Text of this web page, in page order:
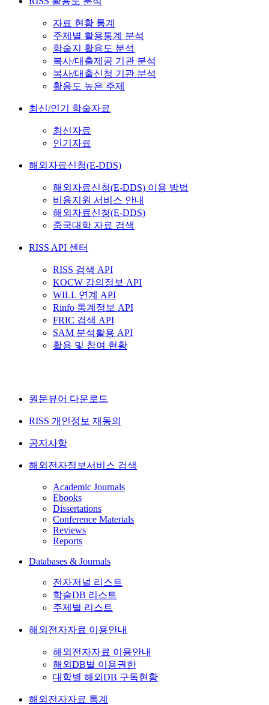
자료 현황 통계
주제별 활용통계 분석
학술지 활용도 분석
복사/대출제공 기관 분석
복사/대출신청 기관 분석
활용도 높은 주제
최신/인기 학술자료
최신자료
인기자료
해외자료신청(E-DDS)
해외자료신청(E-DDS) 이용 방법
비용지원 서비스 안내
해외자료신청(E-DDS)
중국대학 자료 검색
RISS API 센터
RISS 검색 API
KOCW 강의정보 API
WILL 연계 API
Rinfo 통계정보 API
FRIC 검색 API
SAM 분석활용 API
활용 및 참여 현황
원문뷰어 다운로드
RISS 개인정보 재동의
공지사항
해외전자정보서비스 검색
Academic Journals
Ebooks
Dissertations
Conference Materials
Reviews
Reports
Databases & Journals
전자저널 리스트
학술DB 리스트
주제별 리스트
해외전자자료 이용안내
해외전자자료 이용안내
해외DB별 이용권한
대학별 해외DB 구독현황
해외전자자료 통계